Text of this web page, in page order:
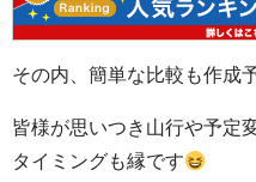
その内、簡単な比較も作成予
皆様が思いつき山行や予定
タイミングも縁です